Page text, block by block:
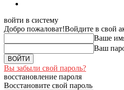
войти в систему
Добро пожаловат!Войдите в свой
Ваше
Ваш
Вы забыли свой пароль?
восстановление пароля
Восстановите свой пароль